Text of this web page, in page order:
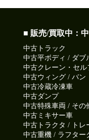
【商品番号:14291】
ーション製 電工仕様
☎0120-93-8833 営業担
「HP見て」とお伝え
2026-07-15
気温上昇35℃超える
今日も元気に頑張り
■ 販売/買取中：
中古トラック
中古平ボディ / ダブ
中古クレーン・セ
中古ウィング / バン
中古冷蔵冷凍車
中古ダンプ
中古特殊車両 / その
中古ミキサー車
中古トラクタ / トレ
中古重機 / ラフター